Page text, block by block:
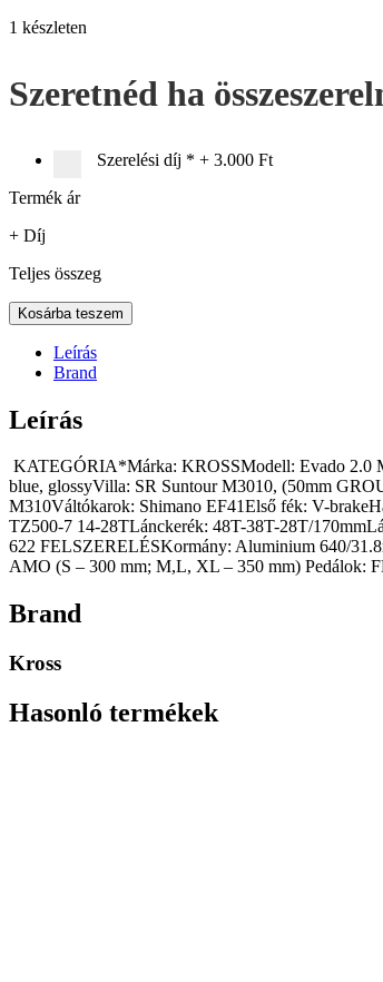
1 készleten
Szeretnéd ha
Szerelési díj * + 3.000 Ft
Termék ár
+ Díj
Teljes összeg
Kross
Evado
férfi
fekete-
zöld
21
mennyiség
Kosárba teszem
Leírás
Brand
Leírás
KATEGÓRIA*Márka: KROSSModell: Evado 2.0
blue, glossyVilla: SR Suntour M3010, (50mm
M310Váltókarok: Shimano EF41Első fék: V-
TZ500-7 14-28TLánckerék: 48T-38T-28T/
622 FELSZERELÉSKormány: Aluminium 640/
AMO (S – 300 mm; M,L, XL – 350 mm) Pedálok:
Brand
Kross
Hasonló termékek